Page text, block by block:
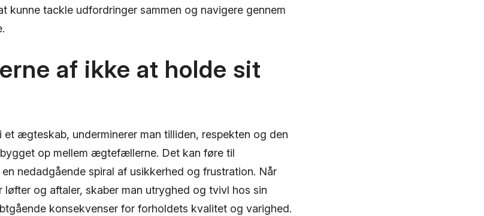
kunne tackle udfordringer sammen og navigere gennem
af ikke at holde sit
et ægteskab, underminerer man tilliden, respekten og den
op mellem ægtefællerne. Det kan føre til
nedadgående spiral af usikkerhed og frustration. Når
løfter og aftaler, skaber man utryghed og tvivl hos sin
konsekvenser for forholdets kvalitet og varighed.